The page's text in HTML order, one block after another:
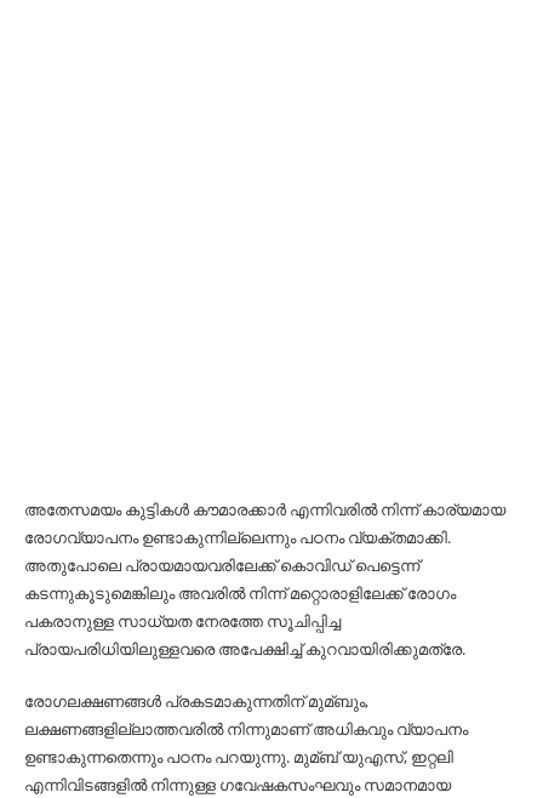
അതേസമയം കുട്ടികള്‍ കൗമാരക്കാര്‍ എന്നിവരില്‍ നിന്ന് കാര്യമായ
രോഗവ്യാപനം ഉണ്ടാകുന്നില്ലെന്നും പഠനം വ്യക്തമാക്കി.
അതുപോലെ പ്രായമായവരിലേക്ക് കൊവിഡ് പെട്ടെന്ന്
കടന്നുകൂടുമെങ്കിലും അവരില്‍ നിന്ന് മറ്റൊരാളിലേക്ക് രോഗം
പകരാനുള്ള സാധ്യത നേരത്തേ സൂചിപ്പിച്ച
പ്രായപരിധിയിലുള്ളവരെ അപേക്ഷിച്ച്‌ കുറവായിരിക്കുമത്രേ.
രോഗലക്ഷണങ്ങള്‍ പ്രകടമാകുന്നതിന് മുമ്ബും,
ലക്ഷണങ്ങളില്ലാത്തവരില്‍ നിന്നുമാണ് അധികവും വ്യാപനം
ഉണ്ടാകുന്നതെന്നും പഠനം പറയുന്നു. മുമ്ബ് യുഎസ്, ഇറ്റലി
എന്നിവിടങ്ങളില്‍ നിന്നുള്ള ഗവേഷകസംഘവും സമാനമായ